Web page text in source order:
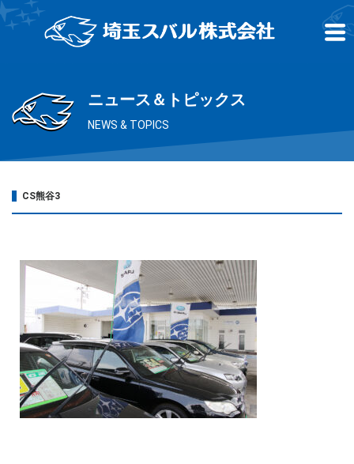
ニュース＆トピックス
NEWS & TOPICS
CS熊谷3